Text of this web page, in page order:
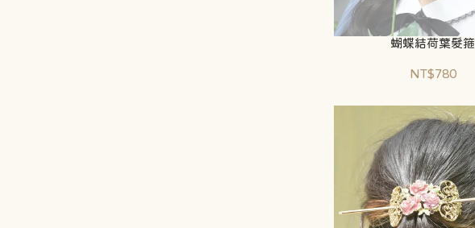
蝴蝶結荷葉髮箍
NT$780